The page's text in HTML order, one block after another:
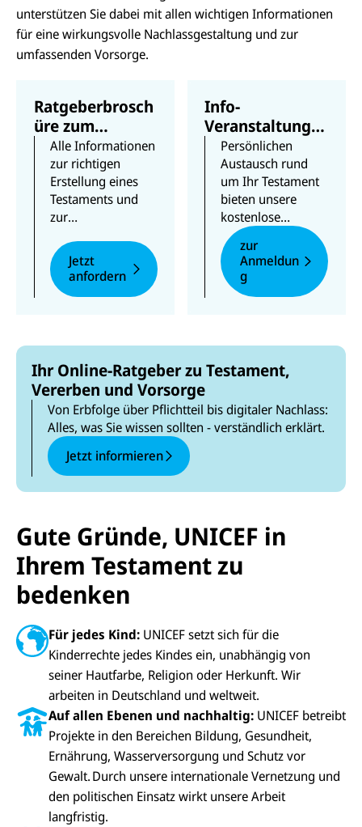
unterstützen Sie dabei mit allen wichtigen Informationen
für eine wirkungsvolle Nachlassgestaltung und zur
umfassenden Vorsorge.
Ratgeberbrosch
üre zum
Testament
Alle Informationen
zur richtigen
Erstellung eines
Testaments und
zur
- inklusive Muster
und Checklisten.
Jetzt
kostenlos als
oder direkt
herunterladen.
Jetzt
anfordern
Info-
Veranstaltunge
n und
Sprechstunden
Persönlichen
Austausch rund
um Ihr Testament
bieten unsere
kostenlose
Infoabende und
individuellen
Sprechstunden.
Nächster Termin:
zur
Anmeldun
g
Ihr Online-Ratgeber zu Testament,
Vererben und Vorsorge
Von Erbfolge über Pflichtteil bis digitaler Nachlass:
Alles, was Sie wissen sollten - verständlich erklärt.
Jetzt informieren
Gute Gründe, UNICEF in
Ihrem Testament zu
bedenken
Für jedes Kind: UNICEF setzt sich für die
Kinderrechte jedes Kindes ein, unabhängig von
seiner Hautfarbe, Religion oder Herkunft. Wir
arbeiten in Deutschland und weltweit.
Auf allen Ebenen und nachhaltig: UNICEF betreibt
Projekte in den Bereichen Bildung, Gesundheit,
Ernährung, Wasserversorgung und Schutz vor
Gewalt. Durch unsere internationale Vernetzung und
den politischen Einsatz wirkt unsere Arbeit
langfristig.